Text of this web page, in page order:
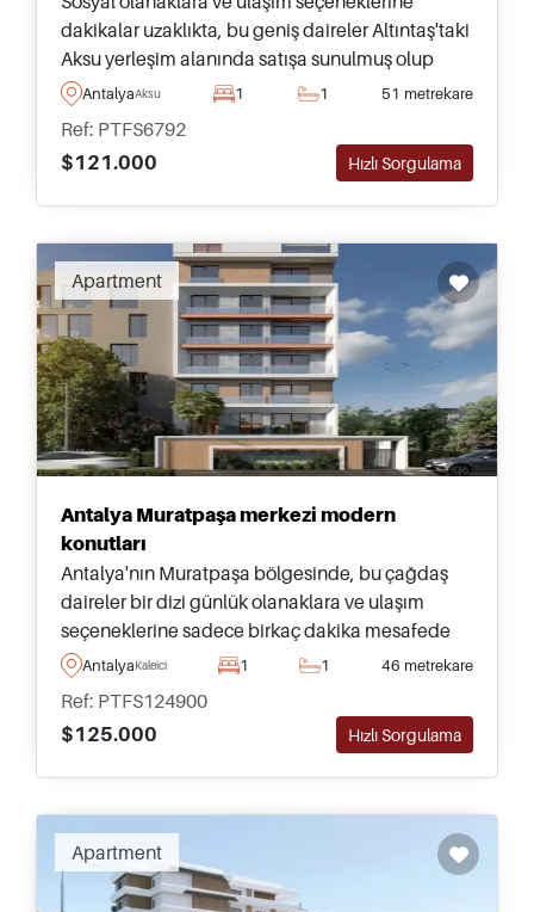
dakikalar uzaklıkta, bu geniş daireler Altıntaş'taki
Aksu yerleşim alanında satışa sunulmuş olup
peyzajlı bahçeler ve yüzme havuzuna erişim
AntalyaAksu 1 1 51 metrekare
Ref: PTFS6792
$121.000
Hızlı Sorgulama
Apartment
Antalya Muratpaşa merkezi modern
konutları
Antalya'nın Muratpaşa bölgesinde, bu çağdaş
daireler bir dizi günlük olanaklara ve ulaşım
seçeneklerine sadece birkaç dakika mesafede
olup; üç odaya kadar değişen büyüklüklerde
AntalyaKaleici 1 1 46 metrekare
Ref: PTFS124900
$125.000
Hızlı Sorgulama
Apartment